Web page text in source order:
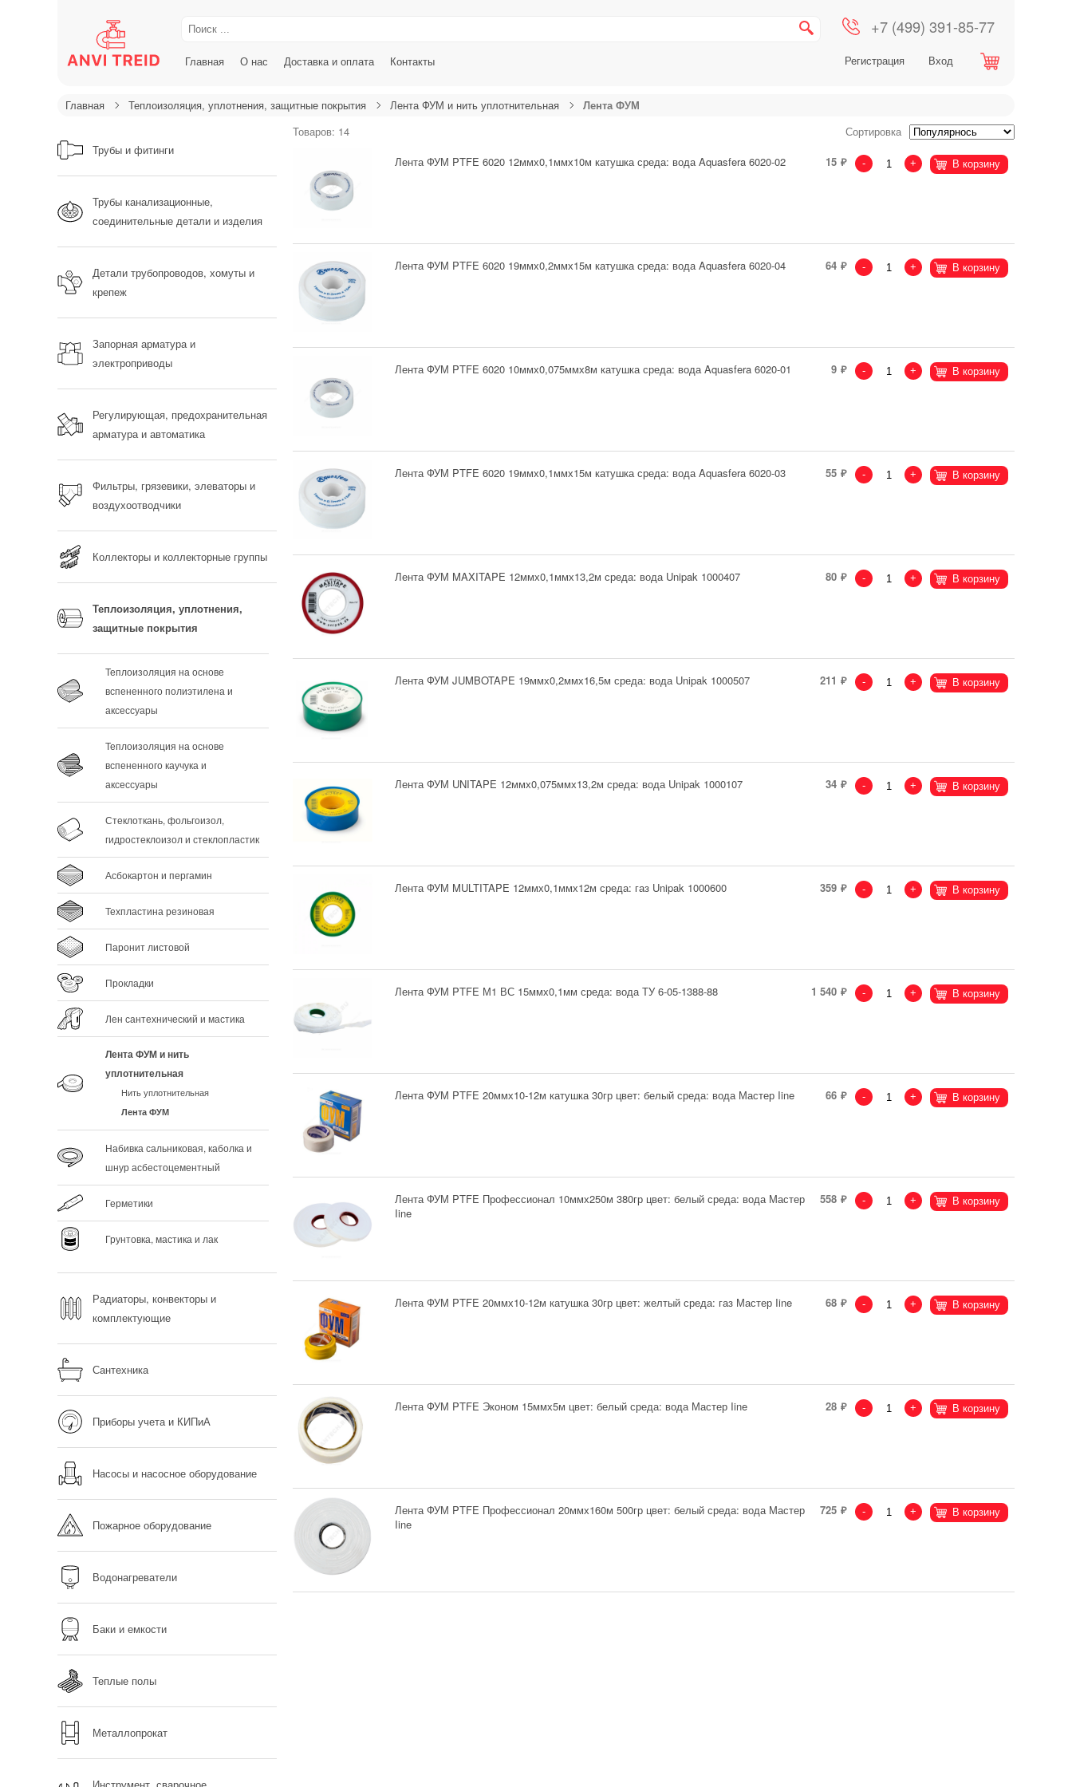
Главная О нас Доставка и оплата Контакты
+7 (499) 391-85-77
Регистрация Вход
Главная Теплоизоляция, уплотнения, защитные покрытия Лента ФУМ и нить уплотнительная Лента ФУМ
Трубы и фитинги
Трубы канализационные,
соединительные детали и изделия
Детали трубопроводов, хомуты и
крепеж
Запорная арматура и
электроприводы
Регулирующая, предохранительная
арматура и автоматика
Фильтры, грязевики, элеваторы и
воздухоотводчики
Коллекторы и коллекторные группы
Теплоизоляция, уплотнения,
защитные покрытия
Теплоизоляция на основе
вспененного полиэтилена и
аксессуары
Теплоизоляция на основе
вспененного каучука и
аксессуары
Стеклоткань, фольгоизол,
гидростеклоизол и стеклопластик
Асбокартон и пергамин
Техпластина резиновая
Паронит листовой
Прокладки
Лен сантехнический и мастика
Лента ФУМ и нить
уплотнительная
Нить уплотнительная
Лента ФУМ
Набивка сальниковая, каболка и
шнур асбестоцементный
Герметики
Грунтовка, мастика и лак
Радиаторы, конвекторы и
комплектующие
Сантехника
Приборы учета и КИПиА
Насосы и насосное оборудование
Пожарное оборудование
Водонагреватели
Баки и емкости
Теплые полы
Металлопрокат
Товаров: 14
Сортировка
Лента ФУМ PTFE 6020 12ммх0,1ммх10м катушка среда: вода Aquasfera 6020-02
15 - + В корзину
Лента ФУМ PTFE 6020 19ммх0,2ммх15м катушка среда: вода Aquasfera 6020-04 64 - + В корзину
Лента ФУМ PTFE 6020 10ммх0,075ммх8м катушка среда: вода Aquasfera 6020-01 9 - + В корзину
Лента ФУМ PTFE 6020 19ммх0,1ммх15м катушка среда: вода Aquasfera 6020-03 55 - + В корзину
Лента ФУМ MAXITAPE 12ммх0,1ммх13,2м среда: вода Unipak 1000407 80 - + В корзину
Лента ФУМ JUMBOTAPE 19ммх0,2ммх16,5м среда: вода Unipak 1000507 211 - + В корзину
Лента ФУМ UNITAPE 12ммх0,075ммх13,2м среда: вода Unipak 1000107 34 - + В корзину
Лента ФУМ MULTITAPE 12ммх0,1ммх12м среда: газ Unipak 1000600 359 - + В корзину
Лента ФУМ PTFE М1 ВС 15ммх0,1мм среда: вода ТУ 6-05-1388-88 1 540 - + В корзину
Лента ФУМ PTFE 20ммх10-12м катушка 30гр цвет: белый среда: вода Мастер Iine 66 - + В корзину
Лента ФУМ PTFE Профессионал 10ммх250м 380гр цвет: белый среда: вода Мастер
Iine
558 - + В корзину
Лента ФУМ PTFE 20ммх10-12м катушка 30гр цвет: желтый среда: газ Мастер Iine 68 - + В корзину
Лента ФУМ PTFE Эконом 15ммх5м цвет: белый среда: вода Мастер Iine 28 - + В корзину
Лента ФУМ PTFE Профессионал 20ммх160м 500гр цвет: белый среда: вода Мастер
Iine
725 - + В корзину